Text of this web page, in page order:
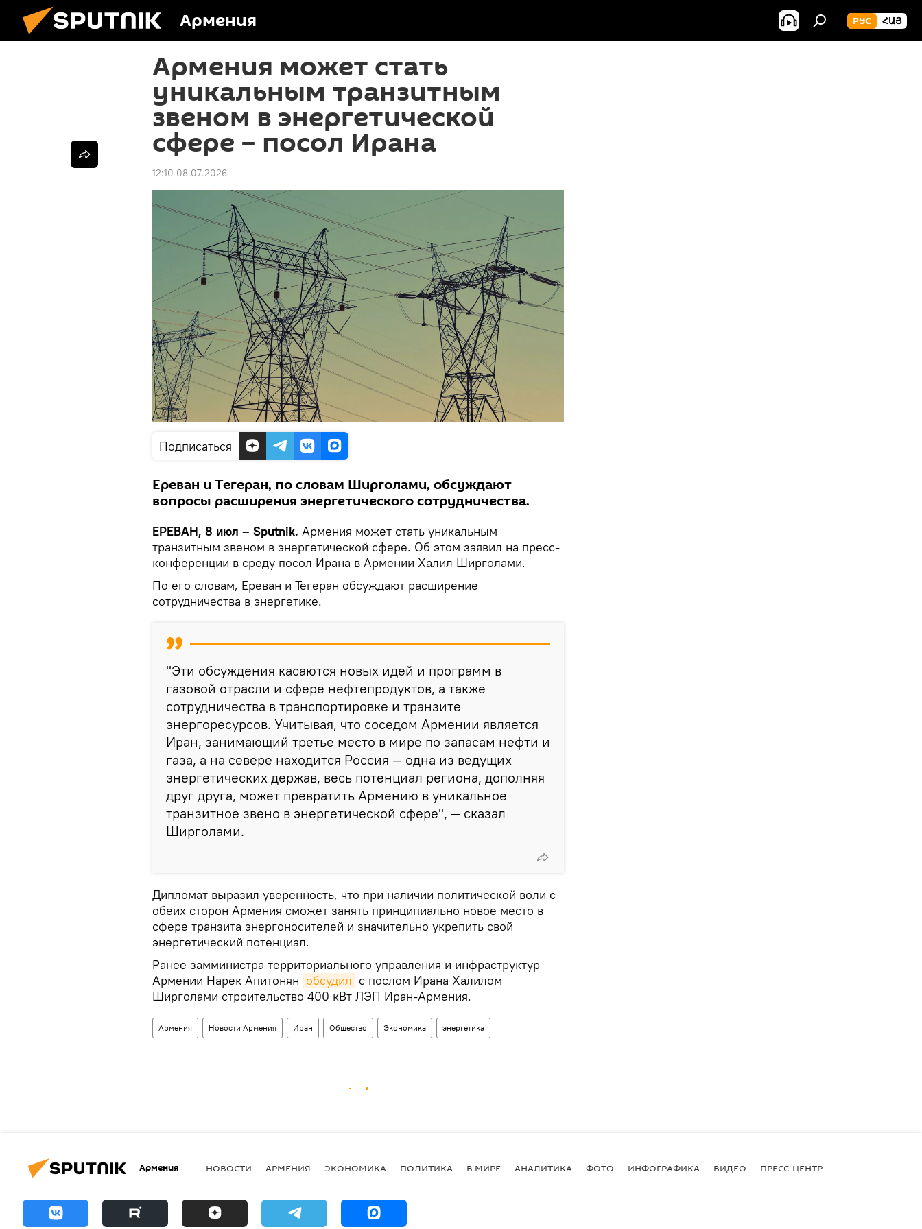
Армения РУС ՀԱՅ
Армения может стать
уникальным транзитным
звеном в энергетической
сфере – посол Ирана
12:10 08.07.2026
Подписаться
Ереван и Тегеран, по словам Ширголами, обсуждают
вопросы расширения энергетического сотрудничества.
ЕРЕВАН, 8 июл – Sputnik. Армения может стать уникальным
транзитным звеном в энергетической сфере. Об этом заявил на пресс-
конференции в среду посол Ирана в Армении Халил Ширголами.
По его словам, Ереван и Тегеран обсуждают расширение
сотрудничества в энергетике.
"Эти обсуждения касаются новых идей и программ в
газовой отрасли и сфере нефтепродуктов, а также
сотрудничества в транспортировке и транзите
энергоресурсов. Учитывая, что соседом Армении является
Иран, занимающий третье место в мире по запасам нефти и
газа, а на севере находится Россия — одна из ведущих
энергетических держав, весь потенциал региона, дополняя
друг друга, может превратить Армению в уникальное
транзитное звено в энергетической сфере", — сказал
Ширголами.
Дипломат выразил уверенность, что при наличии политической воли с
обеих сторон Армения сможет занять принципиально новое место в
сфере транзита энергоносителей и значительно укрепить свой
энергетический потенциал.
Ранее замминистра территориального управления и инфраструктур
Армении Нарек Апитонян обсудил с послом Ирана Халилом
Ширголами строительство 400 кВт ЛЭП Иран-Армения.
Армения Новости Армения Иран Общество Экономика энергетика
Армения НОВОСТИ АРМЕНИЯ ЭКОНОМИКА ПОЛИТИКА В МИРЕ АНАЛИТИКА ФОТО ИНФОГРАФИКА ВИДЕО ПРЕСС-ЦЕНТР